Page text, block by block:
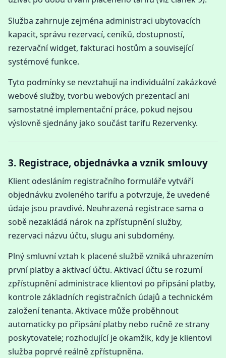
Služba zahrnuje zejména administraci ubytovacích
kapacit, správu rezervací, ceníků, dostupností,
rezervační widget, fakturaci hostům a související
systémové funkce.
Tyto podmínky se nevztahují na individuální zakázkové
webové služby, tvorbu webových prezentací ani
samostatné implementační práce, pokud nejsou
výslovně sjednány jako součást tarifu Rezervenky.
3. Registrace, objednávka a vznik smlouvy
Klient odesláním registračního formuláře vytváří
objednávku zvoleného tarifu a potvrzuje, že uvedené
údaje jsou pravdivé. Neuhrazená registrace sama o
sobě nezakládá nárok na zpřístupnění služby,
rezervaci názvu účtu, slugu ani subdomény.
Plný smluvní vztah k placené službě vzniká uhrazením
první platby a aktivací účtu. Aktivací účtu se rozumí
zpřístupnění administrace klientovi po připsání platby,
kontrole základních registračních údajů a technickém
založení tenanta. Aktivace může proběhnout
automaticky po připsání platby nebo ručně ze strany
poskytovatele; rozhodující je okamžik, kdy je klientovi
služba poprvé reálně zpřístupněna.